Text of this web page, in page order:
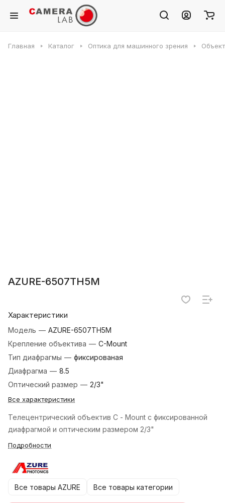
Главная Каталог Оптика для машинного зрения
AZURE-6507TH5M
Характеристики
Модель — AZURE-6507TH5M
Крепление объектива — C-Mount
Тип диафрагмы — фиксированая
Диафрагма — 8.5
Оптический размер — 2/3"
Все характеристики
Телецентрический объектив C - Mount с фиксированной
диафрагмой и оптическим размером 2/3"
Подробности
Все товары AZURE Все товары категории